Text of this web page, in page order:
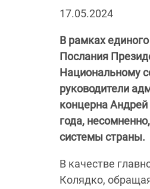
17.05.2024
В рамках
Послания
Национальному
руководители
концерна Андрей
года,
системы страны.
В качестве
Колядко,